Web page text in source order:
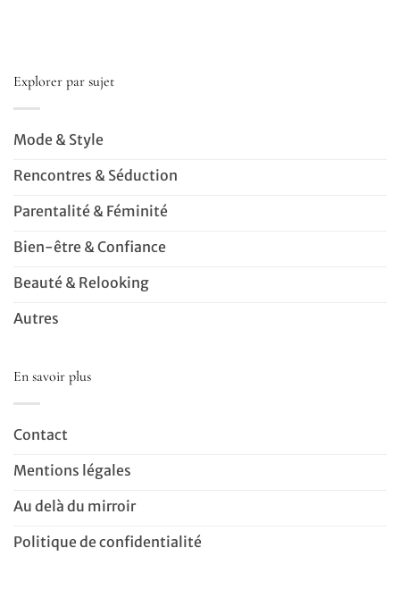
Explorer par sujet
Mode & Style
Rencontres & Séduction
Parentalité & Féminité
Bien-être & Confiance
Beauté & Relooking
Autres
En savoir plus
Contact
Mentions légales
Au delà du mirroir
Politique de confidentialité